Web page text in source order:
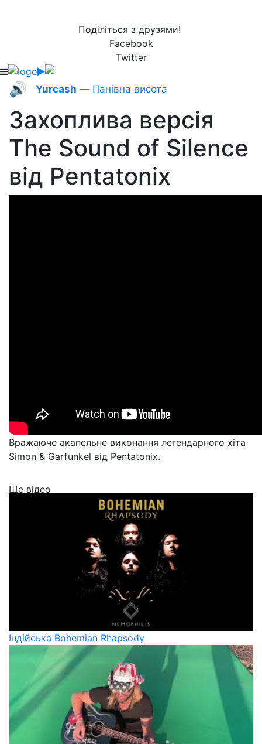
Поділіться з друзями!
Facebook
Twitter
🔊 Yurcash — Панівна висота
Захоплива версія
The Sound of Silence
від Pentatonix
Вражаюче акапельне виконання легендарного хіта
Simon & Garfunkel від Pentatonix.
Ще відео
Індійська Bohemian Rhapsody